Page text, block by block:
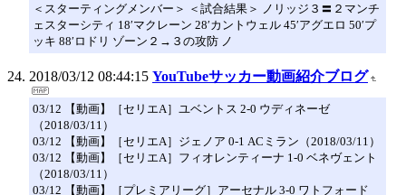
＜スターティングメンバー＞ ＜試合結果＞ ノリッジ３〓２マンチ
ェスターシティ 18′マクレーン 28′カントウェル 45′アグエロ 50′プ
ッキ 88′ロドリ ゾーン２→３の攻防 ノ
2018/03/12 08:44:15 YouTubeサッカー動画紹介ブログ
03/12 【動画】［セリエA］ユベントス 2-0 ウディネーゼ
（2018/03/11）
03/12 【動画】［セリエA］ジェノア 0-1 ACミラン（2018/03/11）
03/12 【動画】［セリエA］フィオレンティーナ 1-0 ベネヴェント
（2018/03/11）
03/12 【動画】［プレミアリーグ］アーセナル 3-0 ワトフォード